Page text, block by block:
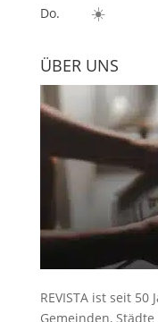
Do.
☀️
ÜBER UNS
REVISTA ist seit
Gemeinden,